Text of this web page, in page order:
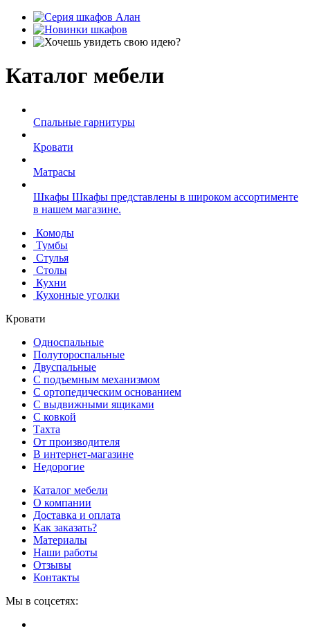
Каталог мебели
Спальные гарнитуры
Кровати
Матрасы
Шкафы Шкафы представлены в широком ассортименте
в нашем магазине.
Комоды
Тумбы
Стулья
Столы
Кухни
Кухонные уголки
Кровати
Односпальные
Полутороспальные
Двуспальные
С подъемным механизмом
С ортопедическим основанием
С выдвижными ящиками
С ковкой
Тахта
От производителя
В интернет-магазине
Недорогие
Каталог мебели
О компании
Доставка и оплата
Как заказать?
Материалы
Наши работы
Отзывы
Контакты
Мы в соцсетях: